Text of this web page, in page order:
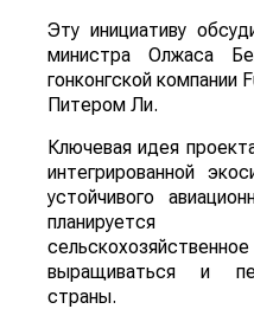
Эту инициативу
министра Олжаса
гонконгской
Питером Ли.
Ключевая идея
интегрированной
устойчивого
выращиваться и
страны.